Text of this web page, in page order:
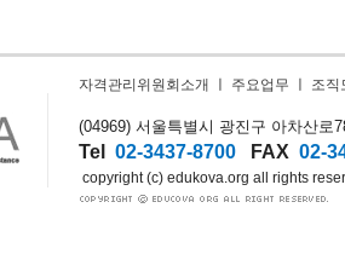
자격관리위원회소개 주요업무 조직
(04969) 서울특별시 광진구 아차산로
Tel 02-3437-8700 FAX 02-
copyright (c) edukova.org all rights